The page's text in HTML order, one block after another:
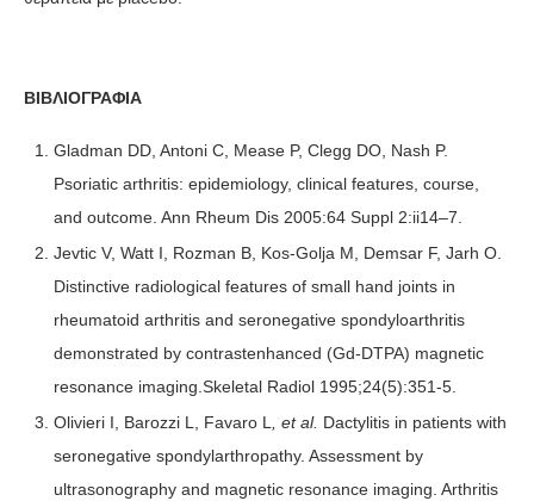
ΒΙΒΛΙΟΓΡΑΦΙΑ
Gladman DD, Antoni C, Mease P, Clegg DO, Nash P.
Psoriatic arthritis: epidemiology, clinical features, course,
and outcome. Ann Rheum Dis 2005:64 Suppl 2:ii14–7.
Jevtic V, Watt I, Rozman B, Kos-Golja M, Demsar F, Jarh O.
Distinctive radiological features of small hand joints in
rheumatoid arthritis and seronegative spondyloarthritis
demonstrated by contrastenhanced (Gd-DTPA) magnetic
resonance imaging.Skeletal Radiol 1995;24(5):351-5.
Olivieri I, Barozzi L, Favaro L
, et al. Dactylitis in patients with
seronegative spondylarthropathy. Assessment by
ultrasonography and magnetic resonance imaging. Arthritis